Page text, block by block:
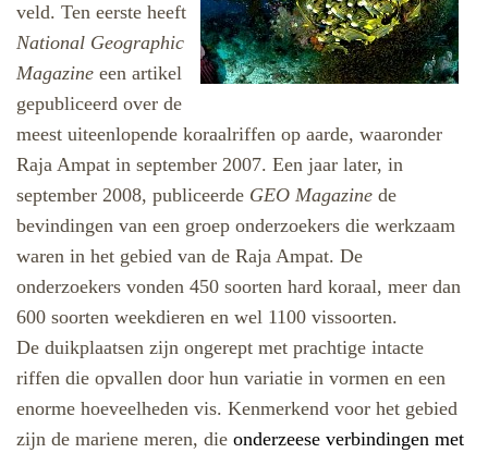
veld. Ten eerste heeft
National Geographic
Magazine een artikel
gepubliceerd over de
meest uiteenlopende koraalriffen op aarde, waaronder
Raja Ampat in september 2007. Een jaar later, in
september 2008, publiceerde GEO Magazine de
bevindingen van een groep onderzoekers die werkzaam
waren in het gebied van de Raja Ampat. De
onderzoekers vonden 450 soorten hard koraal, meer dan
600 soorten weekdieren en wel 1100 vissoorten.
De duikplaatsen zijn ongerept met prachtige intacte
riffen die opvallen door hun variatie in vormen en een
enorme hoeveelheden vis. Kenmerkend voor het gebied
zijn de mariene meren, die onderzeese verbindingen met